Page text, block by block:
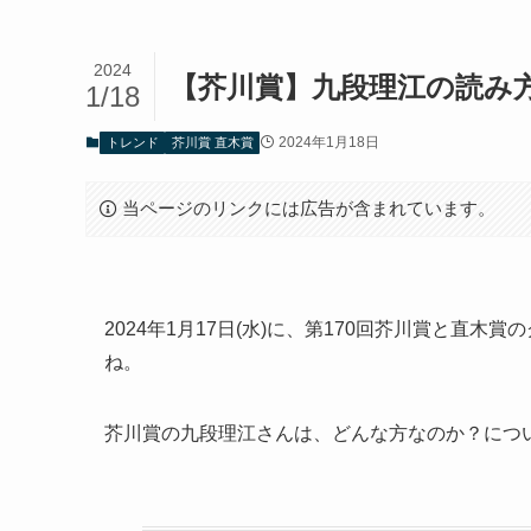
【芥川賞】九段理江の読
2024
1/18
トレンド 芥川賞 直木賞 2024年1月18日
当ページのリンクには広告が含まれています。
2024年1月17日(水)に、第170回芥川賞と直木賞
ね。
芥川賞の九段理江さんは、どんな方なのか？につ